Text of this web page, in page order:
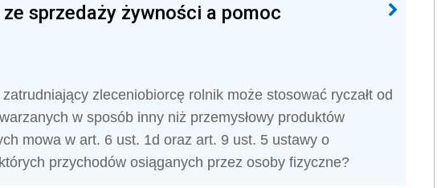
sprzedaży żywności a pomoc
zleceniobiorcę rolnik może stosować ryczałt od
w sposób inny niż przemysłowy produktów
mowa w art. 6 ust. 1d oraz art. 9 ust. 5 ustawy o
przychodów osiąganych przez osoby fizyczne?